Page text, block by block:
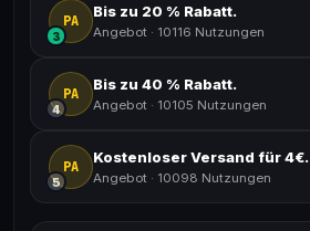
PA
3
Bis zu 20 % Rabatt.
Angebot · 10116 Nutzungen
PA
4
Bis zu 40 % Rabatt.
Angebot · 10105 Nutzungen
PA
5
Kostenloser Versand für 4€.
Angebot · 10098 Nutzungen